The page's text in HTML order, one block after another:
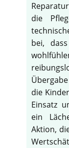
die
bei,
die
Einsatz
ein
Aktion,